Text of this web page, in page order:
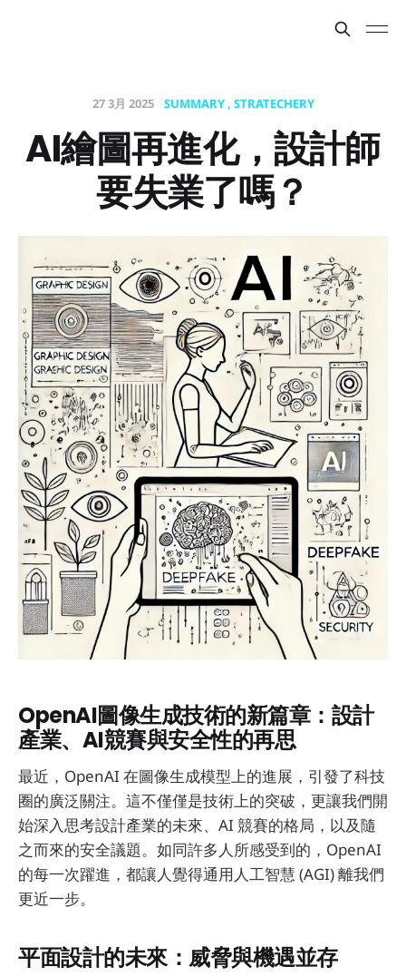
27 3月 2025 SUMMARY STRATECHERY
AI繪圖再進化，設計師
要失業了嗎？
OpenAI圖像生成技術的新篇章：設計
產業、AI競賽與安全性的再思
最近，OpenAI 在圖像生成模型上的進展，引發了科技
圈的廣泛關注。這不僅僅是技術上的突破，更讓我們開
始深入思考設計產業的未來、AI 競賽的格局，以及隨
之而來的安全議題。如同許多人所感受到的，OpenAI
的每一次躍進，都讓人覺得通用人工智慧 (AGI) 離我們
更近一步。
平面設計的未來：威脅與機遇並存